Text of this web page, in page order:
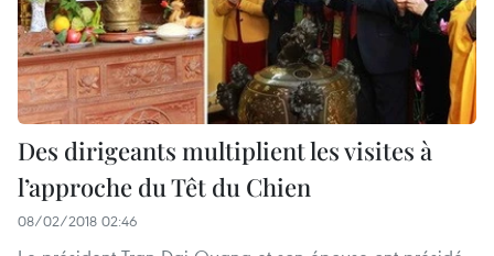
Des dirigeants multiplient les visites à
l’approche du Têt du Chien
08/02/2018 02:46